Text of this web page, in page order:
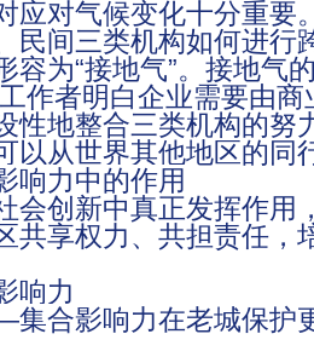
应对气候变化十分重要
民间三类机构如何进行
容为“接地气”。接地气
作者明白企业需要由
性地整合三类机构的努
以从世界其他地区的同
响力中的作用
会创新中真正发挥作用
共享权力、共担责任，
响力
合影响力在老城保护